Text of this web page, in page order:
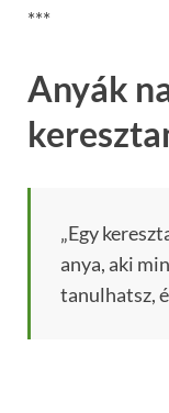
***
Anyák
„Egy
anya, aki
tanulhatsz,